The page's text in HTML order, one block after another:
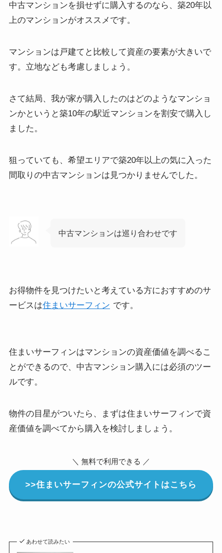
中古マンションを損せずに購入するのなら、築20年以
上のマンションがオススメです。
マンションは戸建てと比較して資産の要素が大きいで
す。立地なども考慮しましょう。
さて結局、我が家が購入したのはどのようなマンショ
ンかというと築10年の駅近マンションを割安で購入し
ました。
狙っていても、希望エリアで築20年以上の気に入った
間取りの中古マンションは見つかりませんでした。
中古マンションは巡り合わせです
お得物件を見つけたいと考えている方におすすめのサ
ービスは住まいサーフィン です。
住まいサーフィンはマンションの資産価値を調べるこ
とができるので、中古マンション購入には必須のツー
ルです。
物件の目星がついたら、まずは住まいサーフィンで資
産価値を調べてから購入を検討しましょう。
＼ 無料で利用できる ／
>>住まいサーフィンの公式サイトはこちら
あわせて読みたい